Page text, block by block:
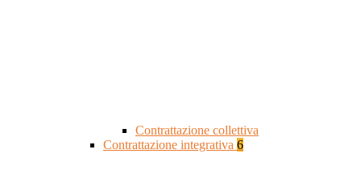
Contrattazione collettiva
Contrattazione integrativa 6